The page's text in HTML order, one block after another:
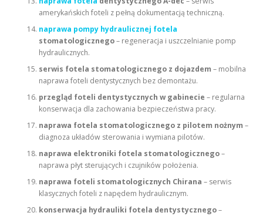
amerykańskich foteli z pełną dokumentacją techniczną.
naprawa pompy hydraulicznej fotela
stomatologicznego– regeneracja i uszczelnianie pomp
hydraulicznych.
serwis fotela stomatologicznego z dojazdem – mobilna
naprawa foteli dentystycznych bez demontażu.
przegląd foteli dentystycznych w gabinecie – regularna
konserwacja dla zachowania bezpieczeństwa pracy.
naprawa fotela stomatologicznego z pilotem nożnym –
diagnoza układów sterowania i wymiana pilotów.
naprawa elektroniki fotela stomatologicznego–
naprawa płyt sterujących i czujników położenia.
naprawa foteli stomatologicznych Chirana – serwis
klasycznych foteli z napędem hydraulicznym.
konserwacja hydrauliki fotela dentystycznego–